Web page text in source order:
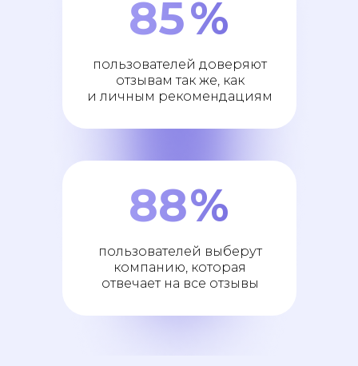
пользователей доверяют
отзывам так же, как
и личным рекомендациям
%
85
пользователей выберут
компанию, которая
отвечает на все отзывы
%
88